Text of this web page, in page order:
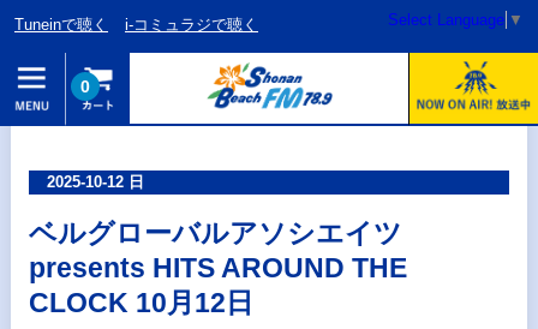
Tuneinで聴く i-コミュラジで聴く Select Language ▼
0
2025-10-12 日
ベルグローバルアソシエイツ
presents HITS AROUND THE
CLOCK 10月12日